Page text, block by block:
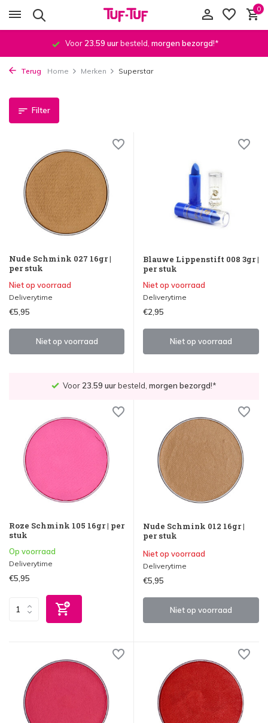
0
Voor23.59 uurbesteld, morgen bezorgd!*
Terug Home Merken Superstar
Filter
Nude Schmink 027 16gr |
per stuk
Niet op voorraad
Deliverytime
€5,95
Niet op voorraad
Blauwe Lippenstift 008 3gr |
per stuk
Niet op voorraad
Deliverytime
€2,95
Niet op voorraad
Voor 23.59 uurbesteld,morgen bezorgd!*
Roze Schmink 105 16gr | per
stuk
Op voorraad
Deliverytime
€5,95
Nude Schmink 012 16gr |
per stuk
Niet op voorraad
Deliverytime
€5,95
Niet op voorraad